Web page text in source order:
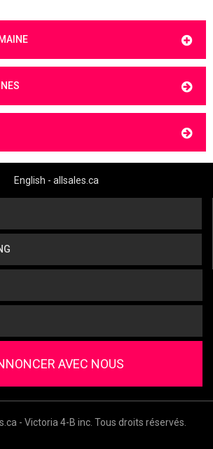
English - allsales.ca
AVEC NOUS
- Victoria 4-B inc. Tous droits réservés.